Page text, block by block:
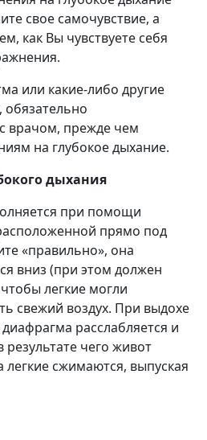
свое самочувствие, а
как Вы чувствуете себя
или какие-либо другие
врачом, прежде чем
на глубокое дыхание.
дыхания
при помощи
прямо под
«правильно», она
вниз (при этом должен
легкие могли
свежий воздух. При выдохе
расслабляется и
чего живот
легкие сжимаются, выпуская